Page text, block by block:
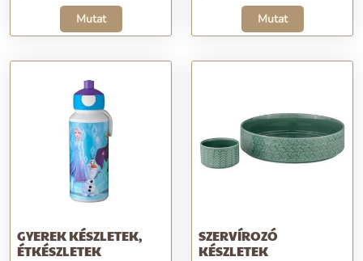
Mutat Mutat
GYEREK KÉSZLETEK,
ÉTKÉSZLETEK
SZERVÍROZÓ
KÉSZLETEK